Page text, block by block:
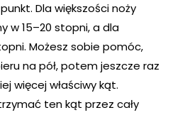
Dla większości noży
w 15–20 stopni, a dla
Możesz sobie pomóc,
na pół, potem jeszcze raz
więcej właściwy kąt.
ten kąt przez cały